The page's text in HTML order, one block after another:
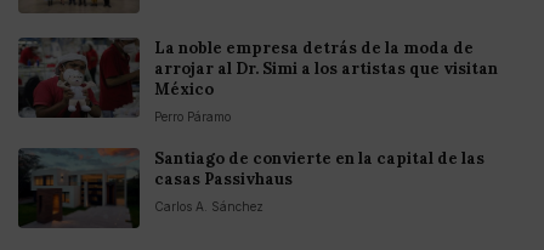
La noble empresa detrás de la moda de
arrojar al Dr. Simi a los artistas que visitan
México
Perro Páramo
Santiago de convierte en la capital de las
casas Passivhaus
Carlos A. Sánchez